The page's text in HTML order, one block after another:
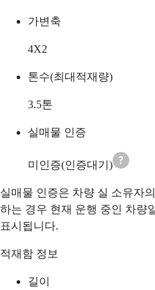
가변축
4X2
톤수(최대적재량)
3.5톤
실매물 인증
미인증(인증대기)
실매물 인증은 차량 실 소유자
하는 경우 현재 운행 중인 차량
표시됩니다.
적재함 정보
길이